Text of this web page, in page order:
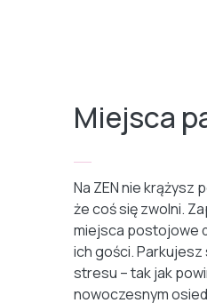
Miejsca
Na ZEN nie krążysz
że coś się zwolni.
miejsca postojowe
ich gości.
stresu – tak jak
nowoczesnym